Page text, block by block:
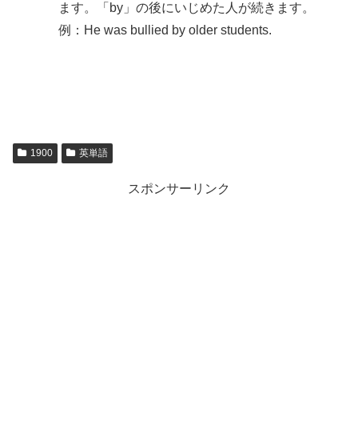
ます。「by」の後にいじめた人が続きます。
例：He was bullied by older students.
1900 英単語
スポンサーリンク